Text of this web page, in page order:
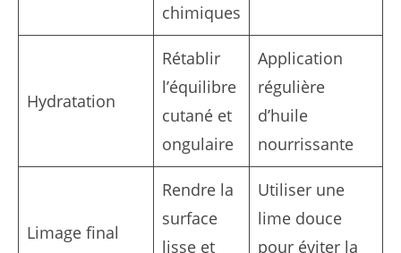
chimiques
Hydratation
Rétablir
l’équilibre
cutané et
ongulaire
Application
régulière
d’huile
nourrissante
Limage final
Rendre la
surface
lisse et
Utiliser une
lime douce
pour éviter la